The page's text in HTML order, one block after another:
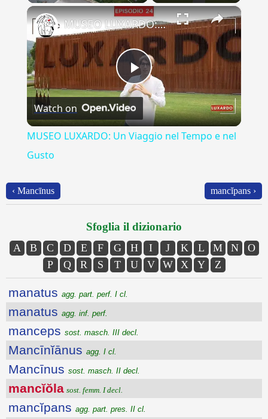
Fullscreen ×
Play
Video
MUSEO LUXARDO: Un Viaggio nel Tempo e nel Gusto
Watch on
MUSEO LUXARDO: Un Viaggio nel Tempo e nel
Gusto
‹ Mancīnus mancĭpans ›
Sfoglia il dizionario
A B C D E F G H I J K L M N
O
P
Q R S T U V W X Y Z
manatus agg. part. perf. I cl.
manatus agg. inf. perf.
manceps sost. masch. III decl.
Mancīnĭānus agg. I cl.
Mancīnus sost. masch. II decl.
mancĭŏla sost. femm. I decl.
mancĭpans agg. part. pres. II cl.